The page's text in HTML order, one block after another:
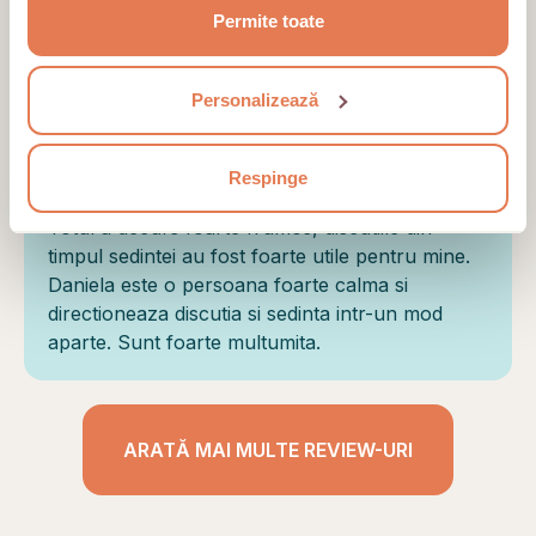
Permite toate
Personalizează
Respinge
ideea ei de a deveni cel mai bun om pentru tine
Client verificat
Totul a decurs foarte frumos, discutiile din
timpul sedintei au fost foarte utile pentru mine.
Daniela este o persoana foarte calma si
directioneaza discutia si sedinta intr-un mod
aparte. Sunt foarte multumita.
ARATĂ MAI MULTE REVIEW-URI